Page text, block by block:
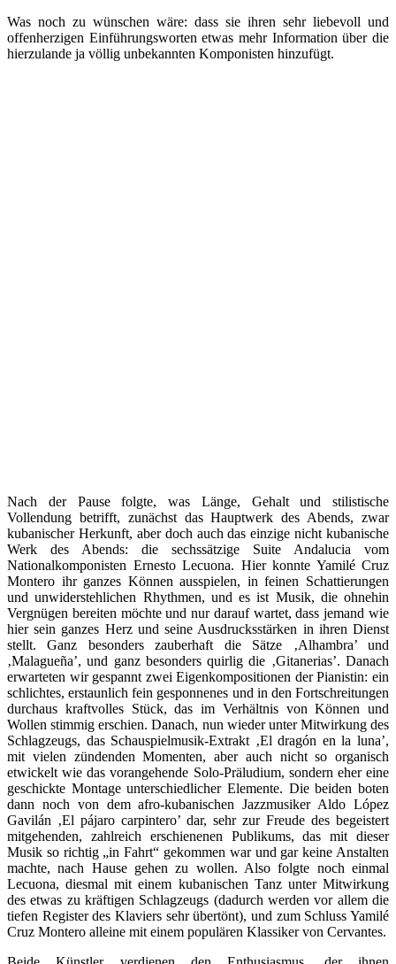
Was noch zu wünschen wäre: dass sie ihren sehr liebevoll und
offenherzigen Einführungsworten etwas mehr Information über die
hierzulande ja völlig unbekannten Komponisten hinzufügt.
Nach der Pause folgte, was Länge, Gehalt und stilistische
Vollendung betrifft, zunächst das Hauptwerk des Abends, zwar
kubanischer Herkunft, aber doch auch das einzige nicht kubanische
Werk des Abends: die sechssätzige Suite Andalucia vom
Nationalkomponisten Ernesto Lecuona. Hier konnte Yamilé Cruz
Montero ihr ganzes Können ausspielen, in feinen Schattierungen
und unwiderstehlichen Rhythmen, und es ist Musik, die ohnehin
Vergnügen bereiten möchte und nur darauf wartet, dass jemand wie
hier sein ganzes Herz und seine Ausdrucksstärken in ihren Dienst
stellt. Ganz besonders zauberhaft die Sätze ‚Alhambra’ und
‚Malagueña’, und ganz besonders quirlig die ‚Gitanerias’. Danach
erwarteten wir gespannt zwei Eigenkompositionen der Pianistin: ein
schlichtes, erstaunlich fein gesponnenes und in den Fortschreitungen
durchaus kraftvolles Stück, das im Verhältnis von Können und
Wollen stimmig erschien. Danach, nun wieder unter Mitwirkung des
Schlagzeugs, das Schauspielmusik-Extrakt ‚El dragón en la luna’,
mit vielen zündenden Momenten, aber auch nicht so organisch
etwickelt wie das vorangehende Solo-Präludium, sondern eher eine
geschickte Montage unterschiedlicher Elemente. Die beiden boten
dann noch von dem afro-kubanischen Jazzmusiker Aldo López
Gavilán ‚El pájaro carpintero’ dar, sehr zur Freude des begeistert
mitgehenden, zahlreich erschienenen Publikums, das mit dieser
Musik so richtig „in Fahrt“ gekommen war und gar keine Anstalten
machte, nach Hause gehen zu wollen. Also folgte noch einmal
Lecuona, diesmal mit einem kubanischen Tanz unter Mitwirkung
des etwas zu kräftigen Schlagzeugs (dadurch werden vor allem die
tiefen Register des Klaviers sehr übertönt), und zum Schluss Yamilé
Cruz Montero alleine mit einem populären Klassiker von Cervantes.